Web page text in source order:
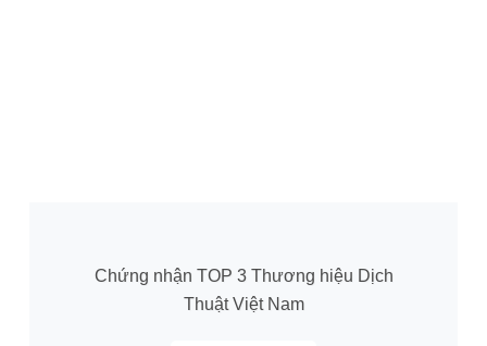
Chứng nhận TOP 3 Thương hiệu Dịch
Thuật Việt Nam